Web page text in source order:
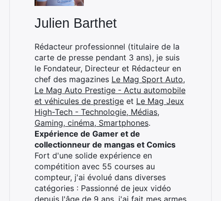
Julien Barthet
Rédacteur professionnel (titulaire de la
carte de presse pendant 3 ans), je suis
le Fondateur, Directeur et Rédacteur en
chef des magazines Le Mag Sport Auto,
Le Mag Auto Prestige - Actu automobile
et véhicules de prestige et Le Mag Jeux
High-Tech - Technologie, Médias,
Gaming, cinéma, Smartphones.
Expérience de Gamer et de
collectionneur de mangas et Comics
Fort d'une solide expérience en
compétition avec 55 courses au
compteur, j'ai évolué dans diverses
catégories : Passionné de jeux vidéo
depuis l'âge de 9 ans, j'ai fait mes armes